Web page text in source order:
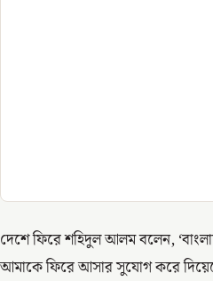
দেশে ফিরে শহিদুল আলম বলেন,
আমাকে ফিরে আসার সুযোগ করে